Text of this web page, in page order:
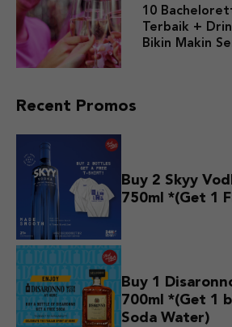
10
Terbaik +
Bikin Makin
Recent Promos
Buy 2 Skyy
750ml *(Get 1
Buy 1
700ml *(Get 1
Soda Water)